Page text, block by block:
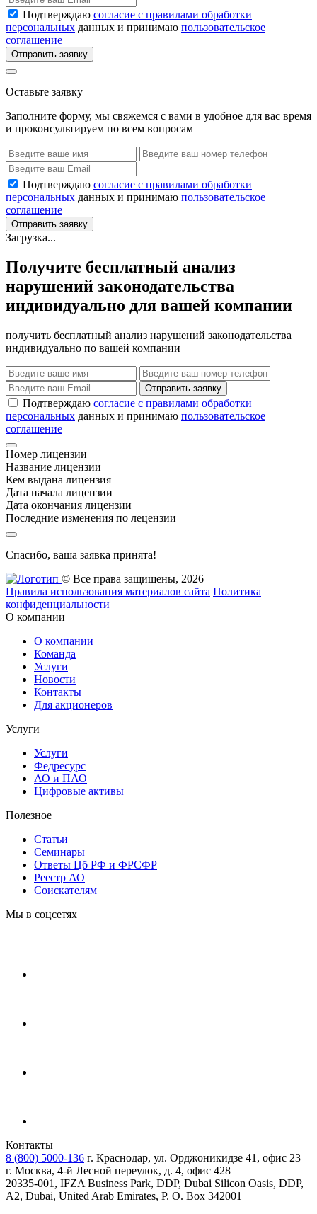
Подтверждаю согласие с правилами обработки
персональных данных и принимаю пользовательское
соглашение
Отправить заявку
Оставьте заявку
Заполните форму, мы свяжемся с вами в удобное для вас время
и проконсультируем по всем вопросам
Подтверждаю согласие с правилами обработки
персональных данных и принимаю пользовательское
соглашение
Отправить заявку
Загрузка...
Получите бесплатный анализ
нарушений законодательства
индивидуально для вашей компании
получить бесплатный анализ нарушений законодательства
индивидуально по вашей компании
Отправить заявку
Подтверждаю согласие с правилами обработки
персональных данных и принимаю пользовательское
соглашение
Номер лицензии
Название лицензии
Кем выдана лицензия
Дата начала лицензии
Дата окончания лицензии
Последние изменения по лецензии
Спасибо, ваша заявка принята!
© Все права защищены, 2026
Правила использования материалов сайта Политика
конфиденциальности
О компании
О компании
Команда
Услуги
Новости
Контакты
Для акционеров
Услуги
Услуги
Федресурс
АО и ПАО
Цифровые активы
Полезное
Статьи
Cеминары
Ответы Цб РФ и ФРСФР
Реестр АО
Соискателям
Мы в соцсетях
Контакты
8 (800) 5000-136 г. Краснодар, ул. Орджоникидзе 41, офис 23
г. Москва, 4-й Лесной переулок, д. 4, офис 428
20335-001, IFZA Business Park, DDP, Dubai Silicon Oasis, DDP,
A2, Dubai, United Arab Emirates, P. O. Box 342001